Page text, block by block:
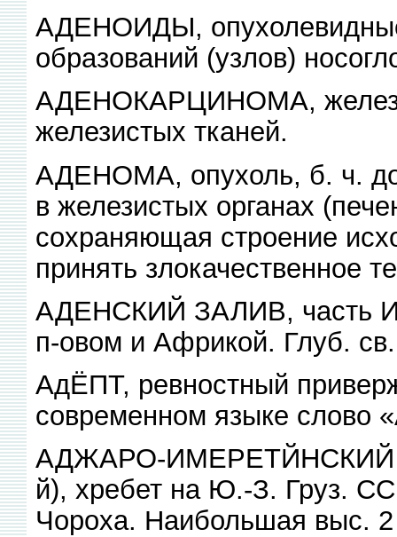
АДЕНОИДЫ,
образований (узлов)
АДЕНОКАРЦИНОМА,
железистых тканей.
АДЕНОМА, опухоль, б. ч.
в железистых органах
сохраняющая строение
принять злокачественное
АДЕНСКИЙ ЗАЛИВ, часть
п-овом и Африкой. Глуб.
АдЁПТ, ревностный
современном языке слово
АДЖАРО-ИМЕРЕТЙНСКИЙ
й), хребет на Ю.-З. Груз.
Чороха. Наибольшая выс.